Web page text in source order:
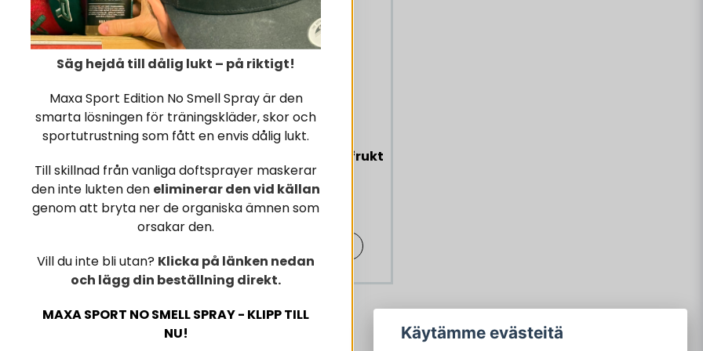
Mountain Blast
500 ml
OSTA NYT
12 x Powerade Passionsfrukt
500 ml
€ 31,35 € 23,27
Säg hejdå till dålig lukt – på riktigt!
Maxa Sport Edition No Smell Spray är den
smarta lösningen för träningskläder, skor och
sportutrustning som fått en envis dålig lukt.
Till skillnad från vanliga doftsprayer maskerar
den inte lukten den eliminerar den vid källan
genom att bryta ner de organiska ämnen som
orsakar den.
Vill du inte bli utan? Klicka på länken nedan
och lägg din beställning direkt.
MAXA SPORT NO SMELL SPRAY - KLIPP TILL
NU!
Käytämme evästeitä